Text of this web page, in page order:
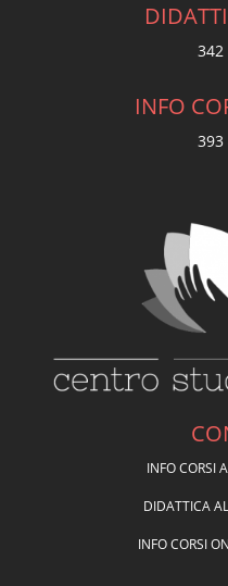
342
INFO
393
INFO CORSI
DIDATTICA
INFO CORSI